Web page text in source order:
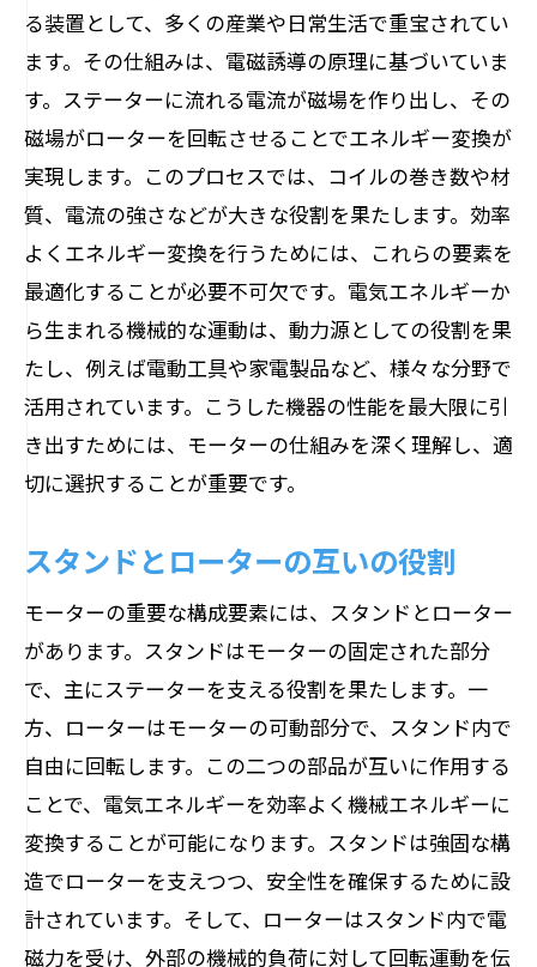
る装置として、多くの産業や日常生活で重宝されてい
ます。その仕組みは、電磁誘導の原理に基づいていま
す。ステーターに流れる電流が磁場を作り出し、その
磁場がローターを回転させることでエネルギー変換が
実現します。このプロセスでは、コイルの巻き数や材
質、電流の強さなどが大きな役割を果たします。効率
よくエネルギー変換を行うためには、これらの要素を
最適化することが必要不可欠です。電気エネルギーか
ら生まれる機械的な運動は、動力源としての役割を果
たし、例えば電動工具や家電製品など、様々な分野で
活用されています。こうした機器の性能を最大限に引
き出すためには、モーターの仕組みを深く理解し、適
切に選択することが重要です。
スタンドとローターの互いの役割
モーターの重要な構成要素には、スタンドとローター
があります。スタンドはモーターの固定された部分
で、主にステーターを支える役割を果たします。一
方、ローターはモーターの可動部分で、スタンド内で
自由に回転します。この二つの部品が互いに作用する
ことで、電気エネルギーを効率よく機械エネルギーに
変換することが可能になります。スタンドは強固な構
造でローターを支えつつ、安全性を確保するために設
計されています。そして、ローターはスタンド内で電
磁力を受け、外部の機械的負荷に対して回転運動を伝